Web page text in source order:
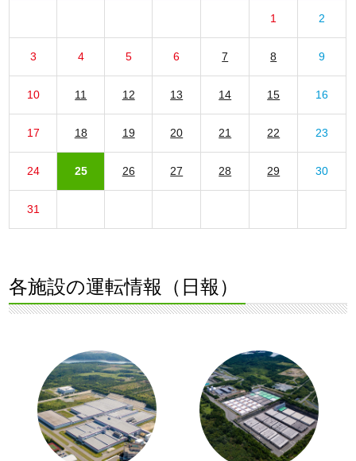
1 2
3 4 5 6 7 8 9
10 11 12 13 14 15 16
17 18 19 20 21 22 23
24 25 26 27 28 29 30
31
各施設の運転情報（日報）